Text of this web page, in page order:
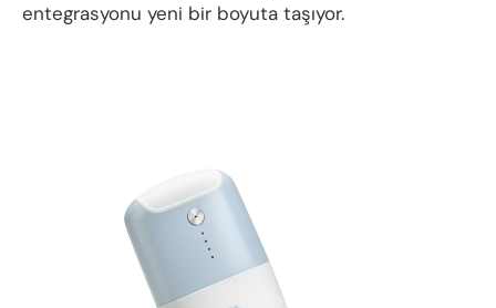
entegrasyonu yeni bir boyuta taşıyor.